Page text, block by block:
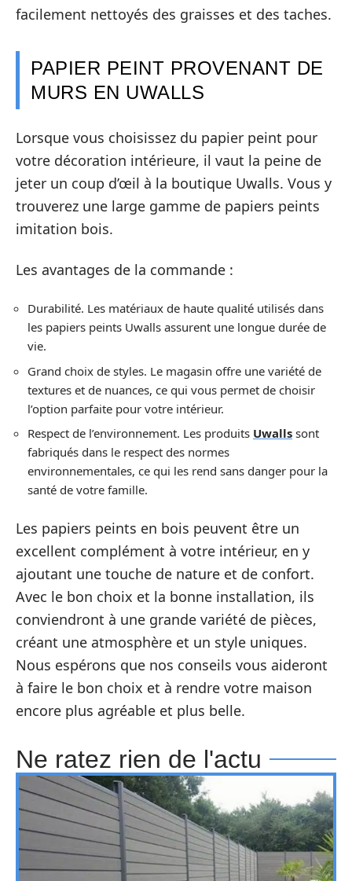
facilement nettoyés des graisses et des taches.
PAPIER PEINT PROVENANT DE
MURS EN UWALLS
Lorsque vous choisissez du papier peint pour
votre décoration intérieure, il vaut la peine de
jeter un coup d’œil à la boutique Uwalls. Vous y
trouverez une large gamme de papiers peints
imitation bois.
Les avantages de la commande :
Durabilité. Les matériaux de haute qualité utilisés dans
les papiers peints Uwalls assurent une longue durée de
vie.
Grand choix de styles. Le magasin offre une variété de
textures et de nuances, ce qui vous permet de choisir
l’option parfaite pour votre intérieur.
Respect de l’environnement. Les produits Uwalls sont
fabriqués dans le respect des normes
environnementales, ce qui les rend sans danger pour la
santé de votre famille.
Les papiers peints en bois peuvent être un
excellent complément à votre intérieur, en y
ajoutant une touche de nature et de confort.
Avec le bon choix et la bonne installation, ils
conviendront à une grande variété de pièces,
créant une atmosphère et un style uniques.
Nous espérons que nos conseils vous aideront
à faire le bon choix et à rendre votre maison
encore plus agréable et plus belle.
Ne ratez rien de l'actu